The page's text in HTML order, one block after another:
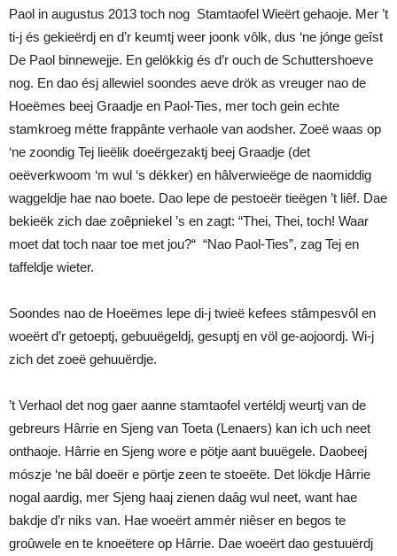
Paol in augustus 2013 toch nog Stamtaofel Wieërt gehaoje. Mer ’t
ti-j és gekieërdj en d’r keumtj weer joonk vôlk, dus ‘ne jónge geîst
De Paol binnewejje. En gelökkig és d’r ouch de Schuttershoeve
nog. En dao ésj allewiel soondes aeve drök as vreuger nao de
Hoeëmes beej Graadje en Paol-Ties, mer toch gein echte
stamkroeg métte frappânte verhaole van aodsher. Zoeë waas op
‘ne zoondig Tej lieëlik doeërgezaktj beej Graadje (det
oeëverkwoom ‘m wul ‘s dékker) en hâlverwieëge de naomiddig
waggeldje hae nao boete. Dao lepe de pestoeër tieëgen ’t liêf. Dae
bekieëk zich dae zoêpniekel ’s en zagt: “Thei, Thei, toch! Waar
moet dat toch naar toe met jou?“ “Nao Paol-Ties”, zag Tej en
taffeldje wieter.
Soondes nao de Hoeëmes lepe di-j twieë kefees stâmpesvôl en
woeërt d’r getoeptj, gebuuëgeldj, gesuptj en völ ge-aojoordj. Wi-j
zich det zoeë gehuuërdje.
’t Verhaol det nog gaer aanne stamtaofel vertéldj weurtj van de
gebreurs Hârrie en Sjeng van Toeta (Lenaers) kan ich uch neet
onthaoje. Hârrie en Sjeng wore e pötje aant buuëgele. Daobeej
mószje ‘ne bâl doeër e pörtje zeen te stoeëte. Det lökdje Hârrie
nogal aardig, mer Sjeng haaj zienen daâg wul neet, want hae
bakdje d’r niks van. Hae woeërt ammèr niêser en begos te
groûwele en te knoeëtere op Hârrie. Dae woeërt dao gestuuërdj